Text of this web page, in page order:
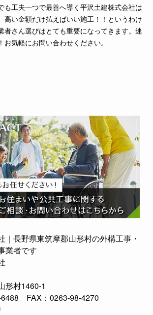
も工夫一つで最善へ導く平沢土建株式会社は
高い金額だけ払えばいい施工！！というわけ
者さん選びはとても重要になってきます。迷
お気軽にお問い合わせください。
｜長野県東筑摩郡山形村の外構工事・
業者です
形村1460-1
FAX：0263-98-4270